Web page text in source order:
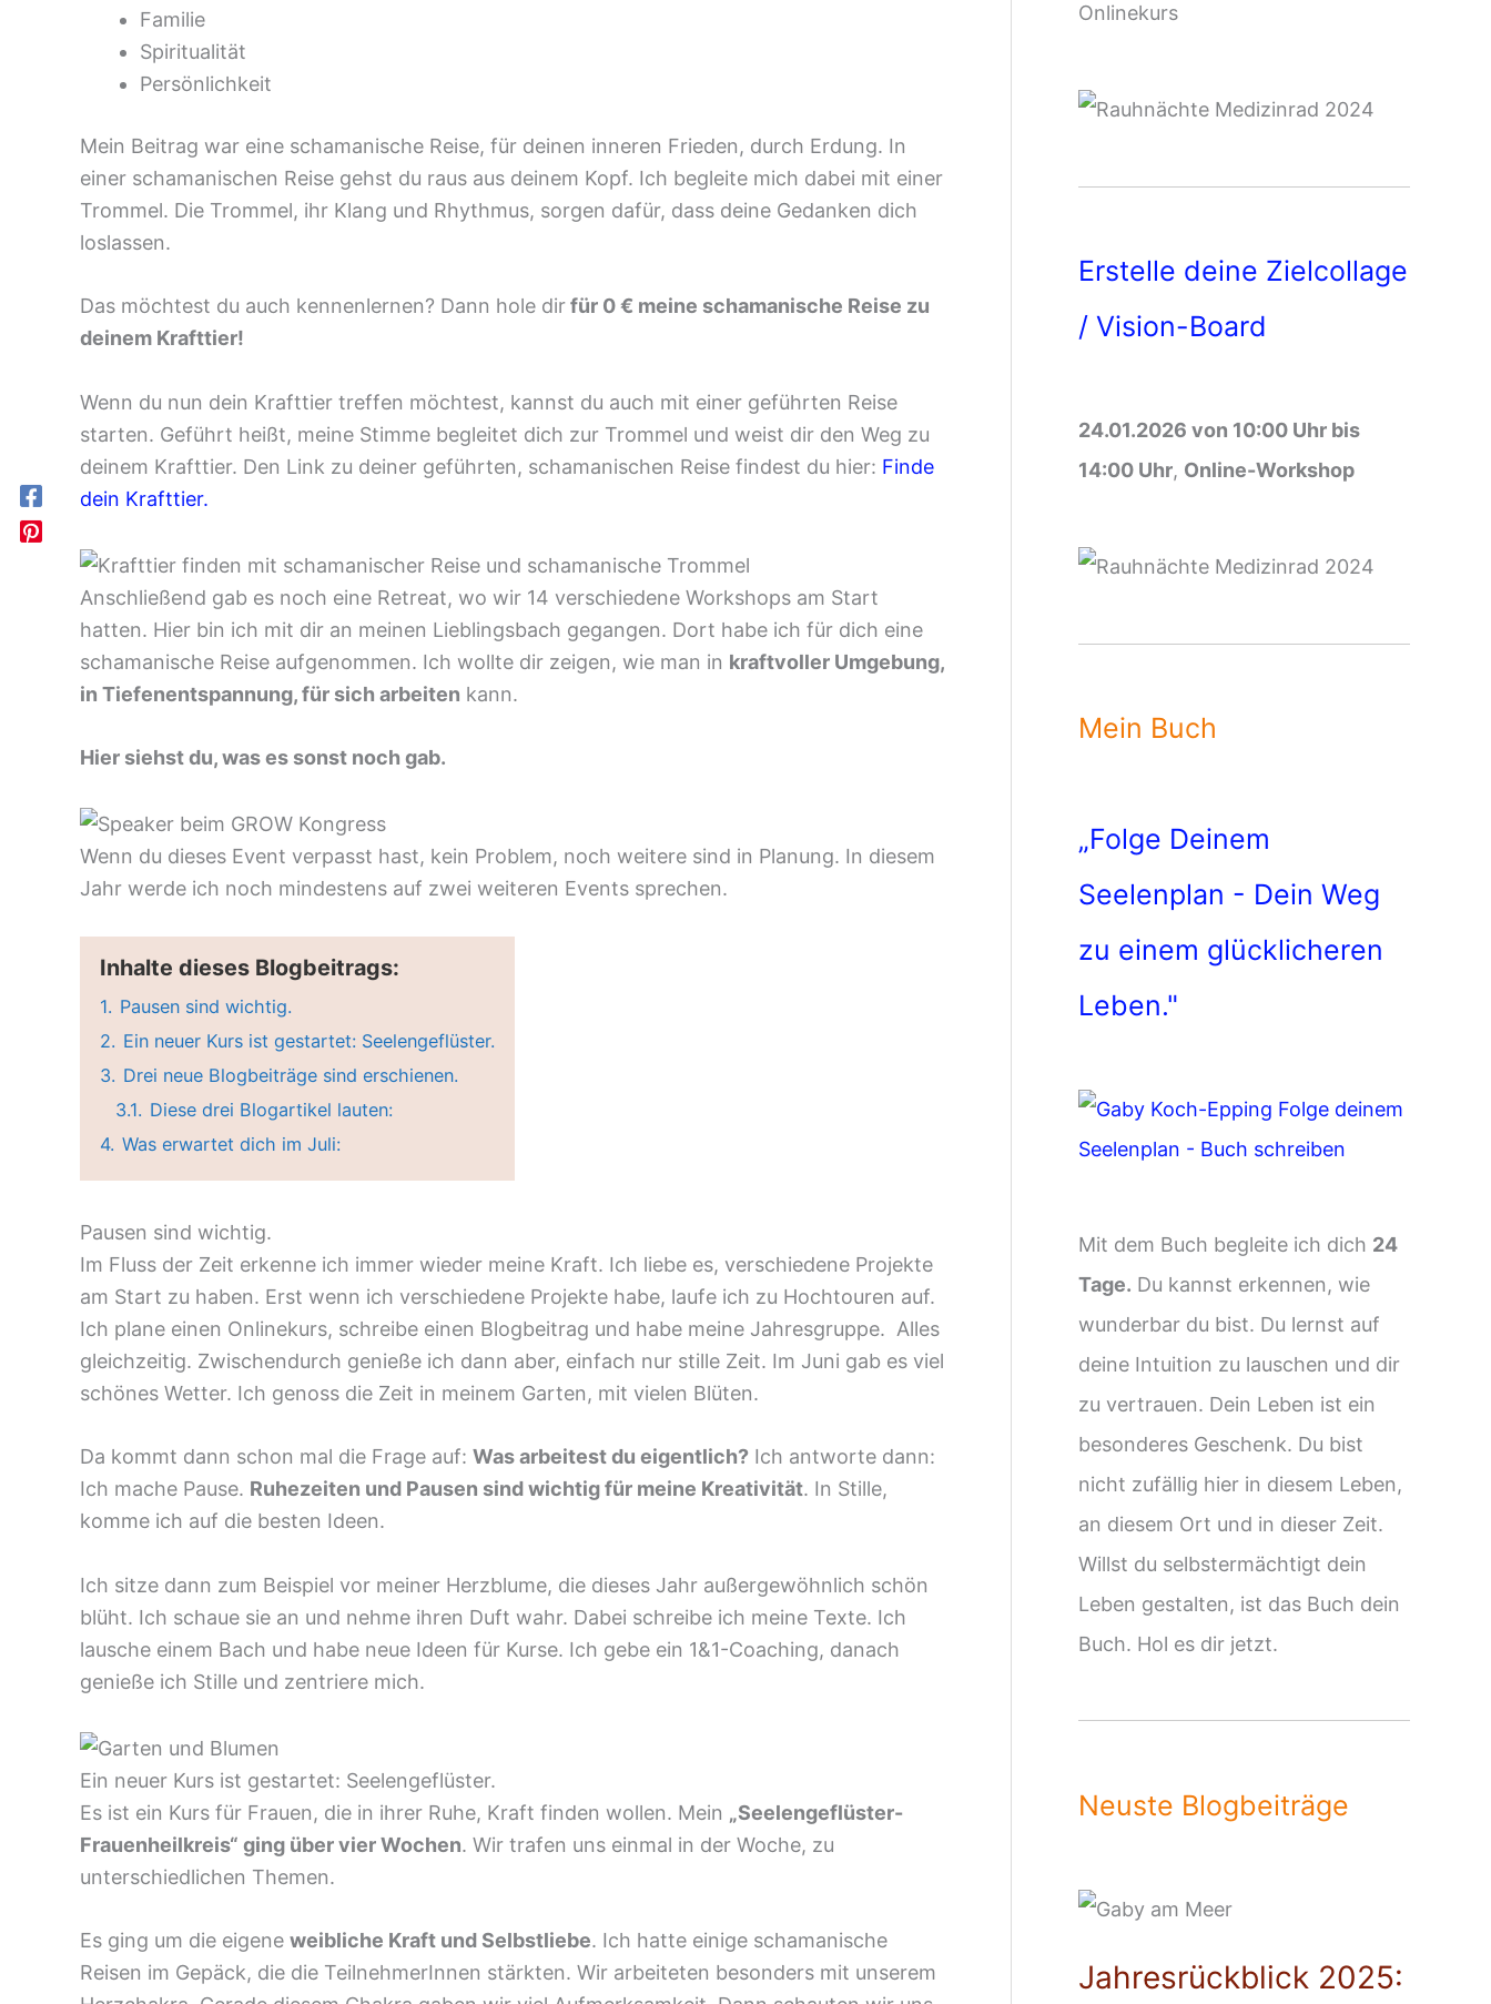
Familie
Spiritualität
Persönlichkeit
Mein Beitrag war eine schamanische Reise, für deinen inneren Frieden, durch Erdung. In
einer schamanischen Reise gehst du raus aus deinem Kopf. Ich begleite mich dabei mit einer
Trommel. Die Trommel, ihr Klang und Rhythmus, sorgen dafür, dass deine Gedanken dich
loslassen.
Das möchtest du auch kennenlernen? Dann hole dirfür 0 € meine schamanische Reise zu
deinem Krafttier!
Wenn du nun dein Krafttier treffen möchtest, kannst du auch mit einer geführten Reise
starten. Geführt heißt, meine Stimme begleitet dich zur Trommel und weist dir den Weg zu
deinem Krafttier. Den Link zu deiner geführten, schamanischen Reise findest du hier: Finde
dein Krafttier.
Anschließend gab es noch eine Retreat, wo wir 14 verschiedene Workshops am Start
hatten. Hier bin ich mit dir an meinen Lieblingsbach gegangen. Dort habe ich für dich eine
schamanische Reise aufgenommen. Ich wollte dir zeigen, wie man in kraftvoller Umgebung,
in Tiefenentspannung, für sich arbeiten kann.
Hier siehst du, was es sonst noch gab.
Wenn du dieses Event verpasst hast, kein Problem, noch weitere sind in Planung. In diesem
Jahr werde ich noch mindestens auf zwei weiteren Events sprechen.
Inhalte dieses Blogbeitrags:
1. Pausen sind wichtig.
2. Ein neuer Kurs ist gestartet: Seelengeflüster.
3. Drei neue Blogbeiträge sind erschienen.
3.1. Diese drei Blogartikel lauten:
4. Was erwartet dich im Juli:
Pausen sind wichtig.
Im Fluss der Zeit erkenne ich immer wieder meine Kraft. Ich liebe es, verschiedene Projekte
am Start zu haben. Erst wenn ich verschiedene Projekte habe, laufe ich zu Hochtouren auf.
Ich plane einen Onlinekurs, schreibe einen Blogbeitrag und habe meine Jahresgruppe. Alles
gleichzeitig. Zwischendurch genieße ich dann aber, einfach nur stille Zeit. Im Juni gab es viel
schönes Wetter. Ich genoss die Zeit in meinem Garten, mit vielen Blüten.
Da kommt dann schon mal die Frage auf: Was arbeitest du eigentlich? Ich antworte dann:
Ich mache Pause. Ruhezeiten und Pausen sind wichtig für meine Kreativität. In Stille,
komme ich auf die besten Ideen.
Ich sitze dann zum Beispiel vor meiner Herzblume, die dieses Jahr außergewöhnlich schön
blüht. Ich schaue sie an und nehme ihren Duft wahr. Dabei schreibe ich meine Texte. Ich
lausche einem Bach und habe neue Ideen für Kurse. Ich gebe ein 1&1-Coaching, danach
genieße ich Stille und zentriere mich.
Ein neuer Kurs ist gestartet: Seelengeflüster.
Es ist ein Kurs für Frauen, die in ihrer Ruhe, Kraft finden wollen. Mein „Seelengeflüster-
Frauenheilkreis“ ging über vier Wochen. Wir trafen uns einmal in der Woche, zu
unterschiedlichen Themen.
Es ging um die eigene weibliche Kraft und Selbstliebe. Ich hatte einige schamanische
Reisen im Gepäck, die die TeilnehmerInnen stärkten. Wir arbeiteten besonders mit unserem
Onlinekurs
Erstelle deine Zielcollage
/ Vision-Board
24.01.2026 von 10:00 Uhr bis
14:00 Uhr, Online-Workshop
Mein Buch
„Folge Deinem
Seelenplan - Dein Weg
zu einem glücklicheren
Leben."
Mit dem Buch begleite ich dich 24
Tage. Du kannst erkennen, wie
wunderbar du bist. Du lernst auf
deine Intuition zu lauschen und dir
zu vertrauen. Dein Leben ist ein
besonderes Geschenk. Du bist
nicht zufällig hier in diesem Leben,
an diesem Ort und in dieser Zeit.
Willst du selbstermächtigt dein
Leben gestalten, ist das Buch dein
Buch. Hol es dir jetzt.
Neuste Blogbeiträge
Jahresrückblick 2025: